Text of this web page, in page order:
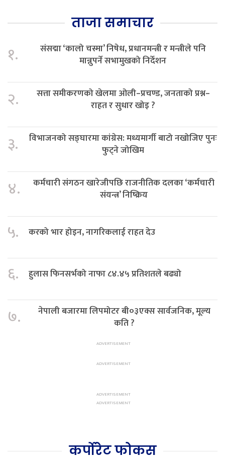
ताजा समाचार
१.
संसद्मा ‘कालो चस्मा’ निषेध, प्रधानमन्त्री र मन्त्रीले पनि
मान्नुपर्ने सभामुखको निर्देशन
२.
सत्ता समीकरणको खेलमा ओली–प्रचण्ड, जनताको प्रश्न–
राहत र सुधार खोइ ?
३.
विभाजनको सङ्घारमा कांग्रेस: मध्यमार्गी बाटो नखोजिए पुनः
फुट्ने जोखिम
४.
कर्मचारी संगठन खारेजीपछि राजनीतिक दलका ‘कर्मचारी
संयन्त्र’ निष्क्रिय
५. करको भार होइन, नागरिकलाई राहत देउ
६. हुलास फिनसर्भको नाफा ८४.४५ प्रतिशतले बढ्यो
७.
नेपाली बजारमा लिपमोटर बी०३एक्स सार्वजनिक, मूल्य
कति ?
कर्पोरेट फोकस